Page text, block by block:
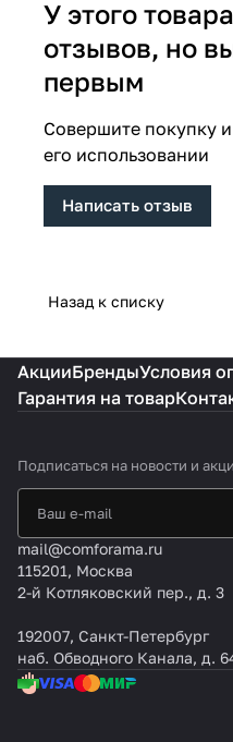
У этого
отзывов, но
первым
Совершите покупку
его использовании
Написать отзыв
Назад к списку
АкцииБрендыУсловия
Гарантия на товар
Подписаться на новости и
mail@comforama.ru
115201, Москва
2-й Котляковский пер., д. 3
192007, Санкт-Петербург
наб. Обводного Канала, д.